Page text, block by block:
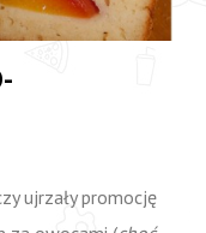
ujrzały promocję